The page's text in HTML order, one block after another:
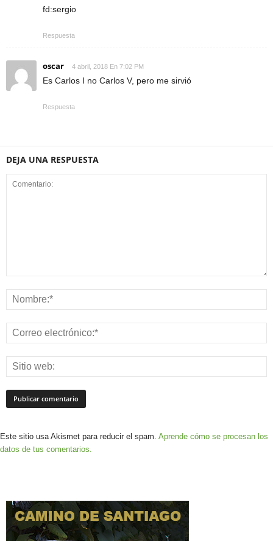
fd:sergio
Respuesta
oscar 4 abril, 2018 En 7:02 PM
Es Carlos I no Carlos V, pero me sirvió
Respuesta
DEJA UNA RESPUESTA
Este sitio usa Akismet para reducir el spam. Aprende cómo se procesan los
datos de tus comentarios.